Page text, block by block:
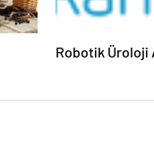
Robotik Üroloji